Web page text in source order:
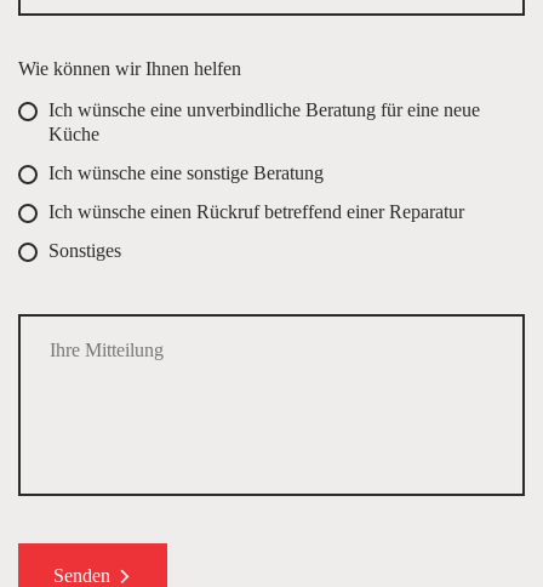
Wie können wir Ihnen helfen
Ich wünsche eine unverbindliche Beratung für eine neue
Küche
Ich wünsche eine sonstige Beratung
Ich wünsche einen Rückruf betreffend einer Reparatur
Sonstiges
Senden